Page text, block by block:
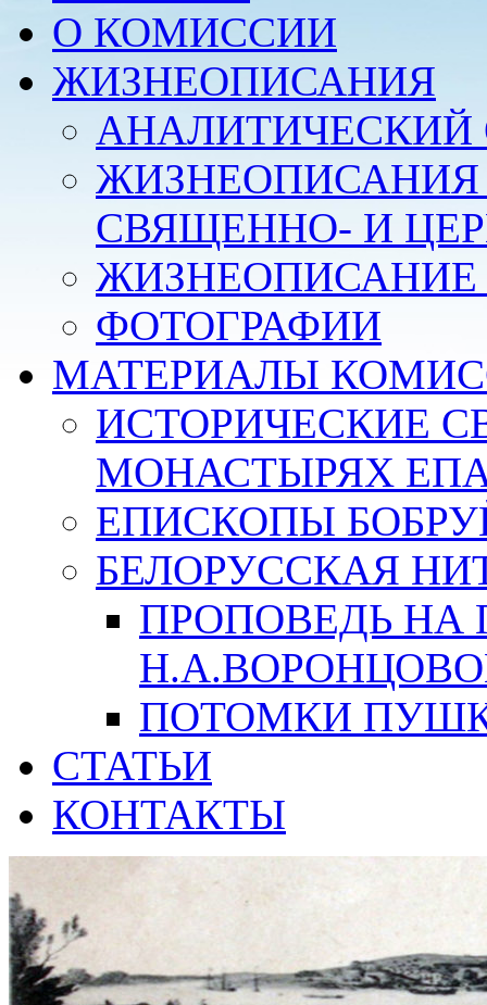
О КОМИССИИ
ЖИЗНЕОПИСАНИЯ
АНАЛИТИЧЕСКИЙ
СВЯЩЕННО- И
ЖИЗНЕОПИСАНИЕ
ФОТОГРАФИИ
МАТЕРИАЛЫ
ИСТОРИЧЕСКИЕ
МОНАСТЫРЯХ
ЕПИСКОПЫ
БЕЛОРУССКАЯ
ПРОПОВЕДЬ НА
ПОТОМКИ
СТАТЬИ
КОНТАКТЫ